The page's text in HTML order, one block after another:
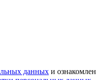
данных и ознакомлен